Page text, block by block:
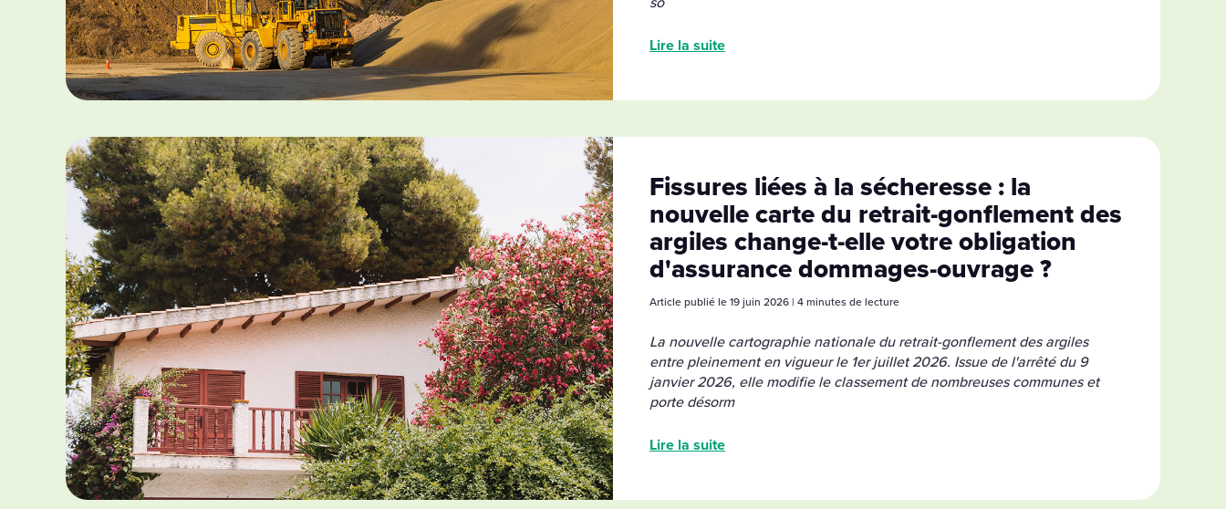
Lire la suite
Fissures liées à la sécheresse : la
nouvelle carte du retrait-gonflement des
argiles change-t-elle votre obligation
d'assurance dommages-ouvrage ?
Article publié le 19 juin 2026 | 4 minutes de lecture
La nouvelle cartographie nationale du retrait-gonflement des argiles
entre pleinement en vigueur le 1er juillet 2026. Issue de l'arrêté du 9
janvier 2026, elle modifie le classement de nombreuses communes et
porte désorm
Lire la suite